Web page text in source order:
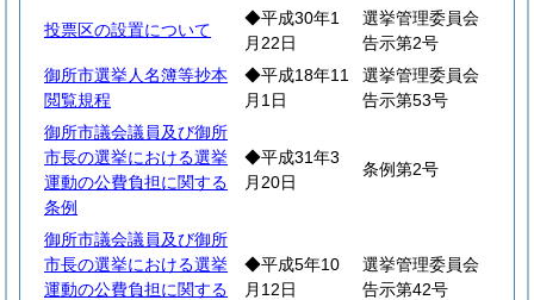
投票区の設置について
◆平成30年1
月22日
選挙管理委員会
告示第2号
御所市選挙人名簿等抄本
閲覧規程
◆平成18年11
月1日
選挙管理委員会
告示第53号
御所市議会議員及び御所
市長の選挙における選挙
運動の公費負担に関する
条例
◆平成31年3
月20日
条例第2号
御所市議会議員及び御所
市長の選挙における選挙
運動の公費負担に関する
◆平成5年10
月12日
選挙管理委員会
告示第42号